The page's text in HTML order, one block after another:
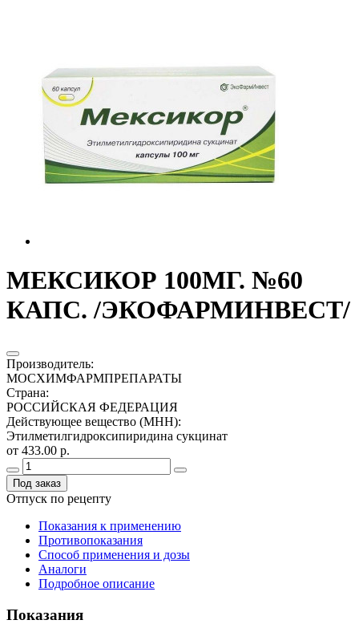
МЕКСИКОР 100МГ. №60
КАПС. /ЭКОФАРМИНВЕСТ/
Производитель:
МОСХИМФАРМПРЕПАРАТЫ
Страна:
РОССИЙСКАЯ ФЕДЕРАЦИЯ
Действующее вещество (МНН):
Этилметилгидроксипиридина сукцинат
от 433.00 р.
Под заказ
Отпуск по рецепту
Показания к применению
Противопоказания
Способ применения и дозы
Аналоги
Подробное описание
Показания